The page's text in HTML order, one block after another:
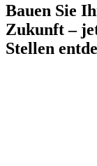
Bauen Sie
Zukunft –
Stellen